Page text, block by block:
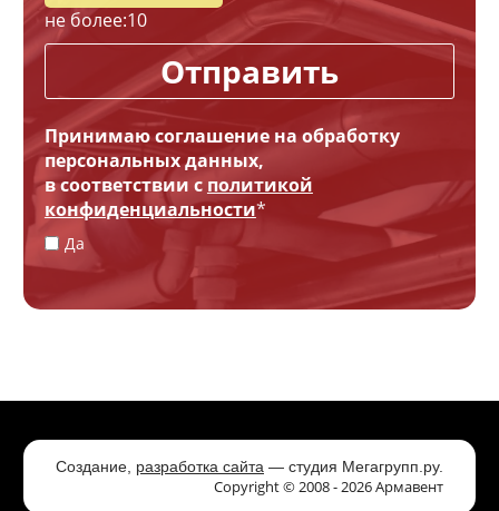
не более:10
Отправить
Принимаю соглашение на обработку
персональных данных,
в соответствии с политикой
конфиденциальности*
Да
Создание, разработка сайта — студия Мегагрупп.ру.
Copyright © 2008 - 2026 Армавент